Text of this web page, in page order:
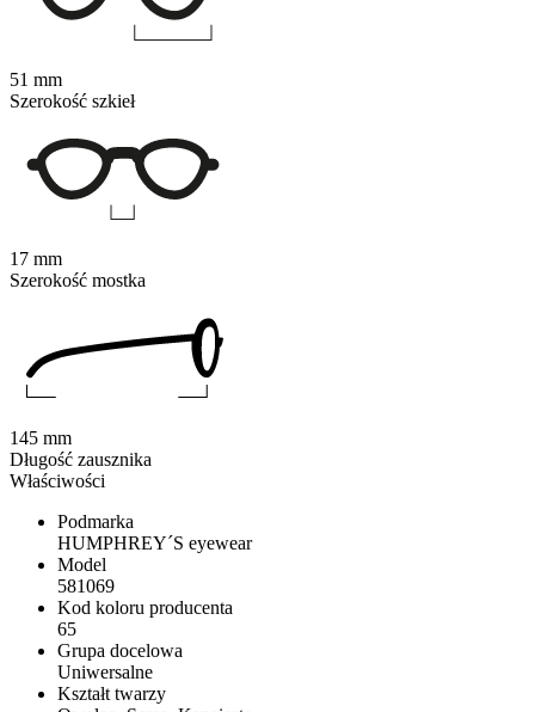
Właściwości
Podmarka
HUMPHREY´S eyewear
Model
581069
Kod koloru producenta
65
Grupa docelowa
Uniwersalne
Kształt twarzy
51 mm
Szerokość szkieł
17 mm
Szerokość mostka
145 mm
Długość zausznika